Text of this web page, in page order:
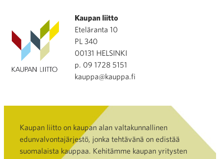
Kaupan liitto
Eteläranta 10
PL 340
00131 HELSINKI
p. 09 1728 5151
kauppa@kauppa.fi
Kaupan liitto on kaupan alan valtakunnallinen
edunvalvontajärjestö, jonka tehtävänä on edistää
suomalaista kauppaa. Kehitämme kaupan yritysten